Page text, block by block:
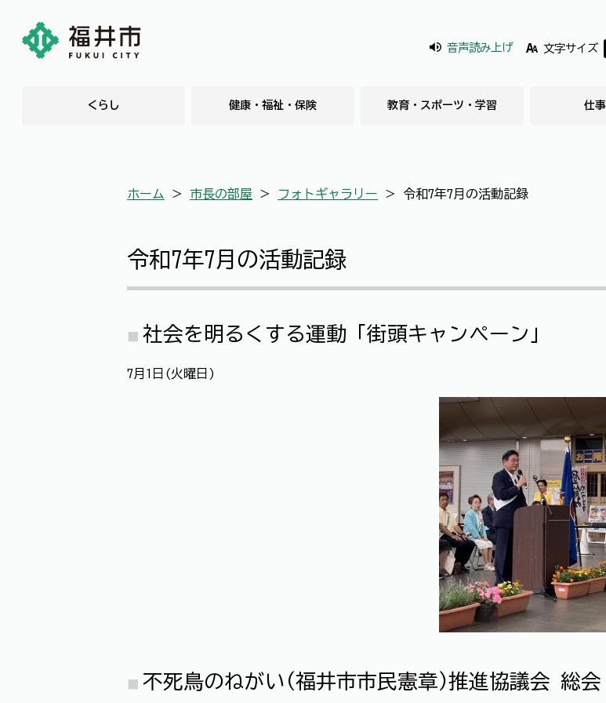
音声読み上げ 文字サイズ
くらし 健康・福祉・保険 教育・スポーツ・学習 仕
ホーム ＞ 市長の部屋 ＞ フォトギャラリー ＞ 令和7年7月の活動記録
令和7年7月の活動記録
社会を明るくする運動「街頭キャンペーン」
7月1日(火曜日)
不死鳥のねがい(福井市市民憲章)推進協議会 総会